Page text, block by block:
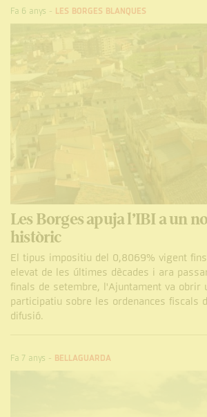
Fa 6 anys - LES BORGES BLANQUES
Les Borges apuja l’IBI a un
històric
El tipus impositiu del 0,8069% vigent
elevat de les últimes dècades i ara
finals de setembre, l'Ajuntament va obrir
participatiu sobre les ordenances fiscals
difusió.
Fa 7 anys - BELLAGUARDA